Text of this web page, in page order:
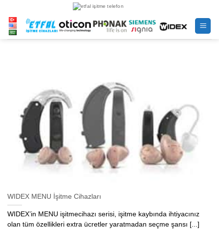
atla
WIDEX MENU İşitme Cihazları
WIDEX’in MENU işitmecihazı serisi, işitme kaybında ihtiyacınız
olan tüm özellikleri extra ücretler yaratmadan seçme şansı [...]